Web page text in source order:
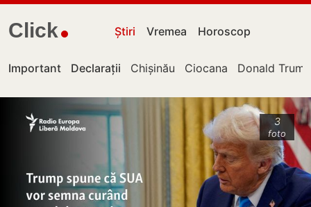
Click Știri Vremea Horoscop
Important Declarații Chișinău Ciocana Donald Trump
3
foto